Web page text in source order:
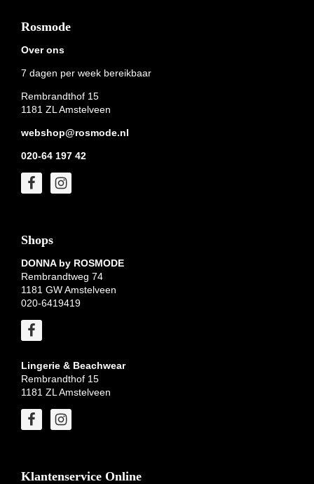
Footer
Rosmode
Over ons
7 dagen per week bereikbaar
Rembrandthof 15
1181 ZL Amstelveen
webshop@rosmode.nl
020-64 197 42
Shops
DONNA by ROSMODE
Rembrandtweg 74
1181 GW Amstelveen
020-6419419
Lingerie & Beachwear
Rembrandthof 15
1181 ZL Amstelveen
Klantenservice Online